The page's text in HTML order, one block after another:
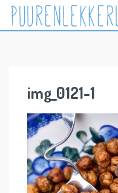
img_0121-1